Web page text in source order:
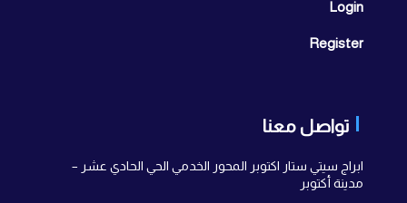
Login
Register
تواصل معنا
ابراج سيتي ستار اكتوبر المحور الخدمي الحي الحادي عشر –
مدينة أكتوبر